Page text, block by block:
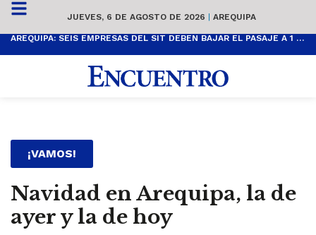
JUEVES, 6 DE AGOSTO DE 2026 | AREQUIPA
AREQUIPA: SEIS EMPRESAS DEL SIT DEBEN BAJAR EL PASAJE A 1 SOL
¡VAMOS!
Navidad en Arequipa, la de
ayer y la de hoy